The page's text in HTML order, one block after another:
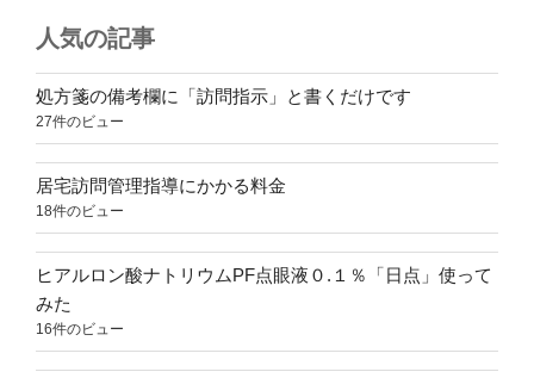
人気の記事
処方箋の備考欄に「訪問指示」と書くだけです
27件のビュー
居宅訪問管理指導にかかる料金
18件のビュー
ヒアルロン酸ナトリウムPF点眼液０.１％「日点」使って
みた
16件のビュー